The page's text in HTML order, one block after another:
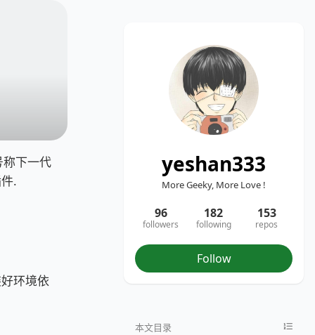
下一代
.
环境依
yeshan333
More Geeky, More Love !
96
followers
182
following
153
repos
Follow
本文目录